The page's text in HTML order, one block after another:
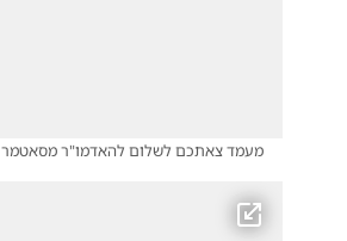
מעמד צאתכם לשלום להאדמו"ר מסאטמר